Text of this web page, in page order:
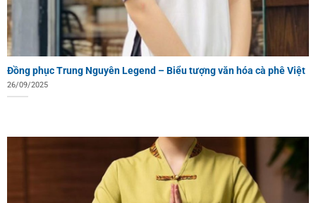
Đồng phục Trung Nguyên Legend – Biểu tượng văn hóa cà phê Việt
26/09/2025